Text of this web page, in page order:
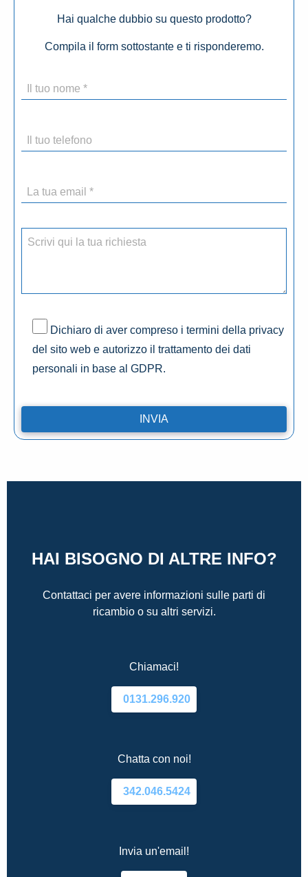
Hai qualche dubbio su questo prodotto?
Compila il form sottostante e ti risponderemo.
Dichiaro di aver compreso i termini della privacy
del sito web e autorizzo il trattamento dei dati
personali in base al GDPR.
HAI BISOGNO DI ALTRE INFO?
Contattaci per avere informazioni sulle parti di
ricambio o su altri servizi.
Chiamaci!
0131.296.920
Chatta con noi!
342.046.5424
Invia un'email!